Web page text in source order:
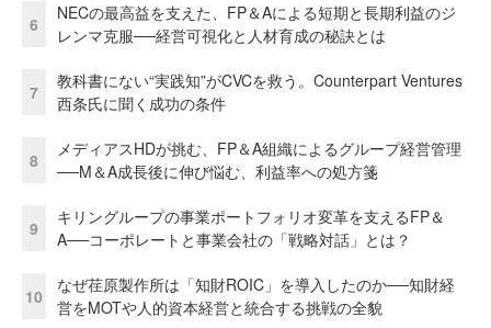
6
NECの最高益を支えた、FP＆Aによる短期と長期利益のジ
レンマ克服──経営可視化と人材育成の秘訣とは
7
教科書にない“実践知”がCVCを救う。Counterpart Ventures
西条氏に聞く成功の条件
8
メディアスHDが挑む、FP＆A組織によるグループ経営管理
──M＆A成長後に伸び悩む、利益率への処方箋
9
キリングループの事業ポートフォリオ変革を支えるFP＆
A──コーポレートと事業会社の「戦略対話」とは？
10
なぜ荏原製作所は「知財ROIC」を導入したのか──知財経
営をMOTや人的資本経営と統合する挑戦の全貌